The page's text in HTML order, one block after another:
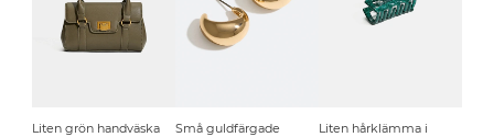
Liten grön handväska
Små guldfärgade
Liten hårklämma i